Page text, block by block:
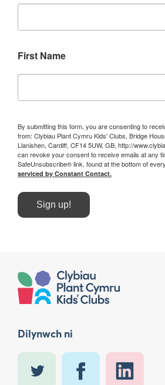
First Name
By submitting this form, you are consenting to
from: Clybiau Plant Cymru Kids' Clubs, Bridge
Llanishen, Cardiff, CF14 5UW, GB, http://
can revoke your consent to receive emails at any
SafeUnsubscribe® link, found at the bottom of
serviced by Constant Contact.
Sign up!
Dilynwch ni